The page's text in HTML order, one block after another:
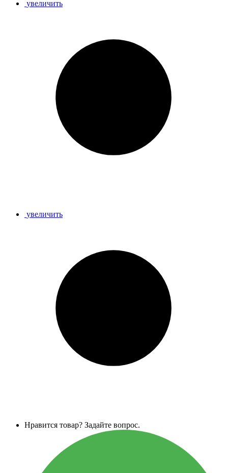
увеличить
увеличить
Нравится товар? Задайте вопрос.